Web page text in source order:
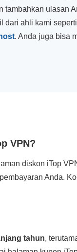
tambahkan ulasan
dari ahli kami
. Anda juga bisa
VPN?
diskon iTop
Anda.
tahun,